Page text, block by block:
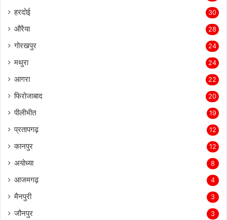
हरदोई 30
औरैया 28
गोरखपुर 24
मथुरा 24
आगरा 22
फिरोजाबाद 20
पीलीभीत 19
प्रतापगढ़ 12
कानपुर 12
अयोध्या 8
आजमगढ़ 4
मैनपुरी 3
जौनपुर 3